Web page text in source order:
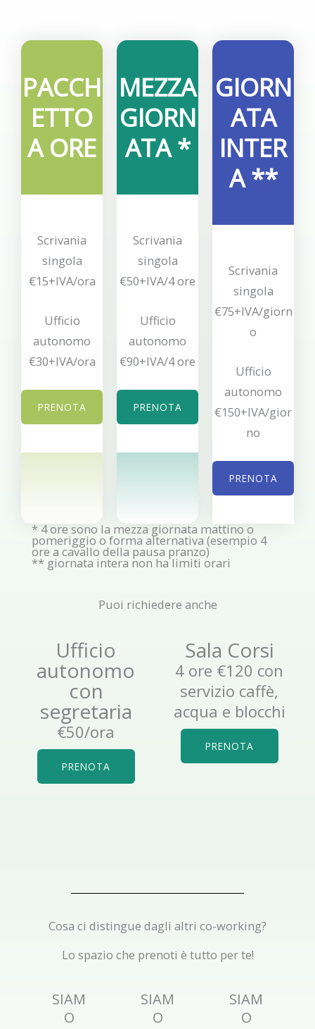
PACCH
ETTO
A ORE
Scrivania
singola
€15+IVA/ora
Ufficio
autonomo
€30+IVA/ora
PRENOTA
MEZZA
GIORN
ATA *
Scrivania
singola
€50+IVA/4 ore
Ufficio
autonomo
€90+IVA/4 ore
PRENOTA
GIORN
ATA
INTER
A **
Scrivania
singola
€75+IVA/giorn
o
Ufficio
autonomo
€150+IVA/gior
no
PRENOTA
* 4 ore sono la mezza giornata mattino o
pomeriggio o forma alternativa (esempio 4
ore a cavallo della pausa pranzo)
** giornata intera non ha limiti orari
Puoi richiedere anche
Ufficio
autonomo
con
segretaria
€50/ora
PRENOTA
Sala Corsi
4 ore €120 con
servizio caffè,
acqua e blocchi
PRENOTA
Cosa ci distingue dagli altri co-working?
Lo spazio che prenoti è tutto per te!
SIAM
O
SIAM
O
SIAM
O